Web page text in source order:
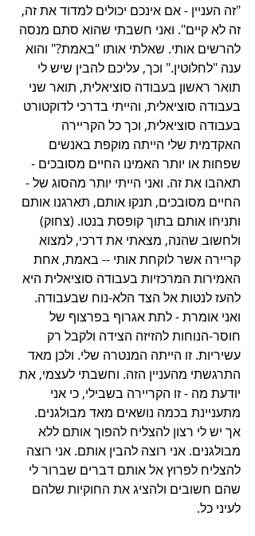
"זה העניין - אם אינכם יכולים למדוד את זה,
זה לא קיים". ואני חשבתי שהוא סתם מנסה
להרשים אותי. שאלתי אותו "באמת?" והוא
ענה "לחלוטין." וכך, עליכם להבין שיש לי
תואר ראשון בעבודה סוציאלית, תואר שני
בעבודה סוציאלית, והייתי בדרכי לדוקטורט
בעבודה סוציאלית, וכך כל הקריירה
האקדמית שלי הייתה מוקפת באנשים
שפחות או יותר האמינו החיים מסובכים -
תאהבו את זה. ואני הייתי יותר מהסוג של -
החיים מסובכים, תנקו אותם, תארגנו אותם
ותניחו אותם בתוך קופסת בנטו. (צחוק)
ולחשוב שהנה, מצאתי את דרכי, למצוא
קריירה אשר לוקחת אותי -- באמת, אחת
האמירות המרכזיות בעבודה סוציאלית היא
להעז לנטות אל הצד הלא-נוח שבעבודה.
ואני אומרת - לתת אגרוף בפרצוף של
חוסר-הנוחות להזיזה הצידה ולקבל רק
עשיריות. זו הייתה המנטרה שלי. ולכן מאד
התרגשתי מהעניין הזה. וחשבתי לעצמי, את
יודעת מה - זו הקריירה בשבילי, כי אני
מתעניינת בכמה נושאים מאד מבולגנים.
אך יש לי רצון להצליח להפוך אותם ללא
מבולגנים. אני רוצה להבין אותם. אני רוצה
להצליח לפרוץ אל אותם דברים שברור לי
שהם חשובים ולהציג את החוקיות שלהם
לעיני כל.